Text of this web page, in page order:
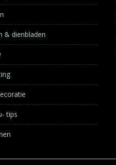
& dienbladen
tips